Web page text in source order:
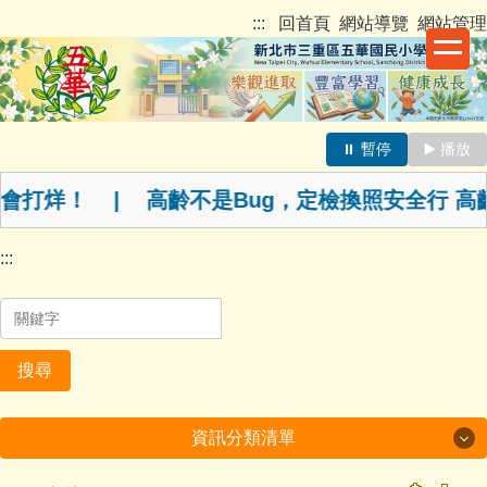
到
主
要
內
區
新北市三重區五華國民小學
::: 回首頁 網站導覽 網站管理
最新消息跑馬燈
⏸️ 暫停 ▶️ 播放
打烊！ | 高齡不是Bug，定檢換照安全行
:::
搜尋
資訊分類清單